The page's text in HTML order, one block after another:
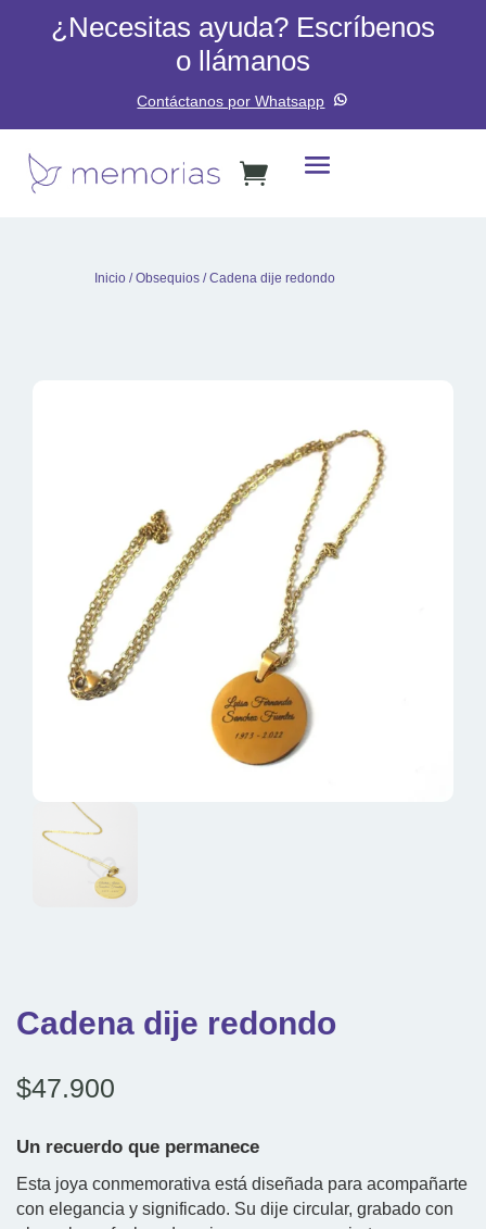
¿Necesitas ayuda? Escríbenos
o llámanos
Contáctanos por Whatsapp
Inicio/Obsequios/ Cadena dije redondo
Cadena dije redondo
$47.900
Un recuerdo que permanece
Esta joya conmemorativa está diseñada para acompañarte
con elegancia y significado. Su dije circular, grabado con